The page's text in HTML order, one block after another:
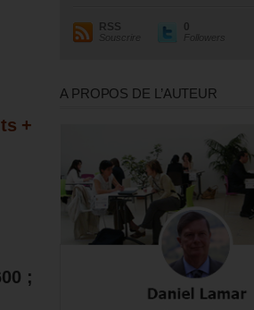
+
;
RSS
Souscrire
0
Followers
A PROPOS DE L’AUTEUR